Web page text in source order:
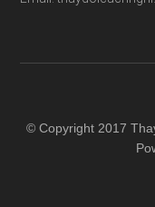
© Copyright 2017